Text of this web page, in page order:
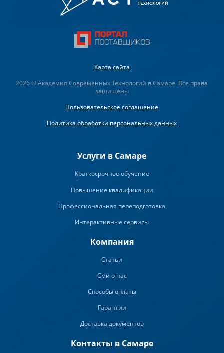
Карта сайта
2026 © Академия Современных Технологий в Самаре. Все права
защищены
Пользовательское соглашение
Политика обработки персональных данных
Услуги в Самаре
Краткосрочное обучение
Повышение квалификации
Профессиональная переподготовка
Интерактивные сервисы
Компания
Статьи
Сми о нас
Способы оплаты
Гарантии
Доставка документов
Контакты в Самаре